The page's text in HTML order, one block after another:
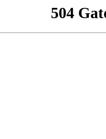
504